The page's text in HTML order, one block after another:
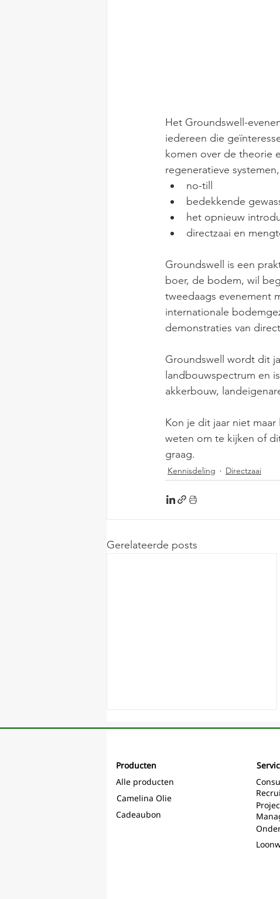
Het Groundswell-
iedereen die
komen over de theorie
regeneratieve
no-till
bedekkende
het opnieuw
directzaai en
Groundswell is een
boer, de bodem, wil
tweedaags evenement
internationale
demonstraties van
Groundswell wordt dit
landbouwspectrum en
akkerbouw,
Kon je dit jaar niet
weten om te kijken of
graag.
Kennisdeling Directzaai
Gerelateerde posts
Internationale
Producten
Alle producten
Camelina Olie
Cadeaubon